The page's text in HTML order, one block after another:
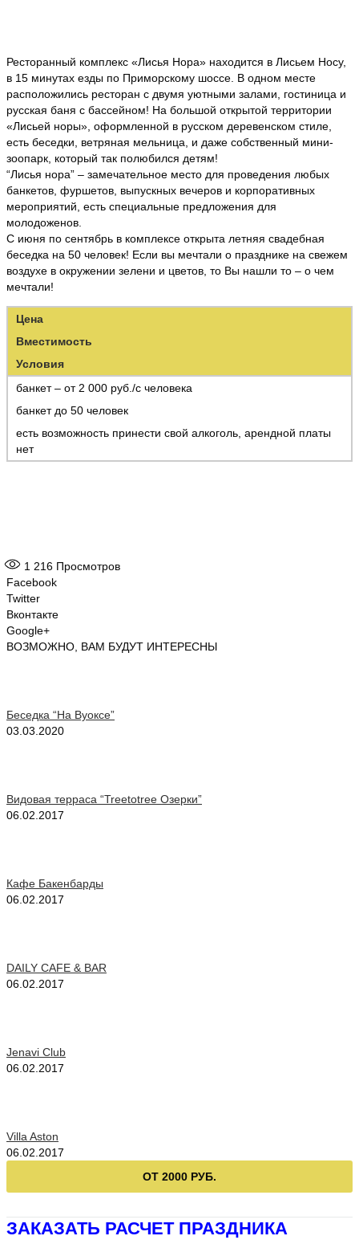
Ресторанный комплекс «Лисья Нора» находится в Лисьем Носу,
в 15 минутах езды по Приморскому шоссе. В одном месте
расположились ресторан с двумя уютными залами, гостиница и
русская баня с бассейном! На большой открытой территории
«Лисьей норы», оформленной в русском деревенском стиле,
есть беседки, ветряная мельница, и даже собственный мини-
зоопарк, который так полюбился детям!
“Лисья нора” – замечательное место для проведения любых
банкетов, фуршетов, выпускных вечеров и корпоративных
мероприятий, есть специальные предложения для
молодоженов.
С июня по сентябрь в комплексе открыта летняя свадебная
беседка на 50 человек! Если вы мечтали о празднике на свежем
воздухе в окружении зелени и цветов, то Вы нашли то – о чем
мечтали!
Цена
Вместимость
Условия
банкет – от 2 000 руб./с человека
банкет до 50 человек
есть возможность принести свой алкоголь, арендной платы
нет
1 216 Просмотров
Facebook
Twitter
Вконтакте
Google+
ВОЗМОЖНО, ВАМ БУДУТ ИНТЕРЕСНЫ
Беседка “На Вуоксе”
03.03.2020
Видовая терраса “Treetotree Озерки”
06.02.2017
Кафе Бакенбарды
06.02.2017
DAILY CAFE & BAR
06.02.2017
Jenavi Club
06.02.2017
Villa Aston
06.02.2017
ОТ 2000 РУБ.
ЗАКАЗАТЬ РАСЧЕТ ПРАЗДНИКА